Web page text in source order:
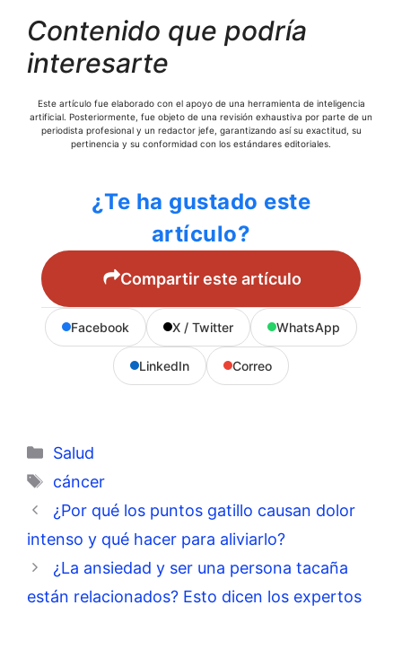
Contenido que podría
interesarte
Este artículo fue elaborado con el apoyo de una herramienta de inteligencia
artificial. Posteriormente, fue objeto de una revisión exhaustiva por parte de un
periodista profesional y un redactor jefe, garantizando así su exactitud, su
pertinencia y su conformidad con los estándares editoriales.
¿Te ha gustado este
artículo?
Compartir este artículo
Facebook X / Twitter WhatsApp
LinkedIn Correo
Categorías
Salud
Etiquetas
cáncer
¿Por qué los puntos gatillo causan dolor
intenso y qué hacer para aliviarlo?
¿La ansiedad y ser una persona tacaña
están relacionados? Esto dicen los expertos